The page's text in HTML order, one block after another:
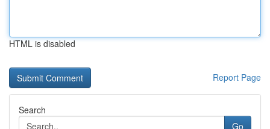
HTML is disabled
Report Page
Search
Go